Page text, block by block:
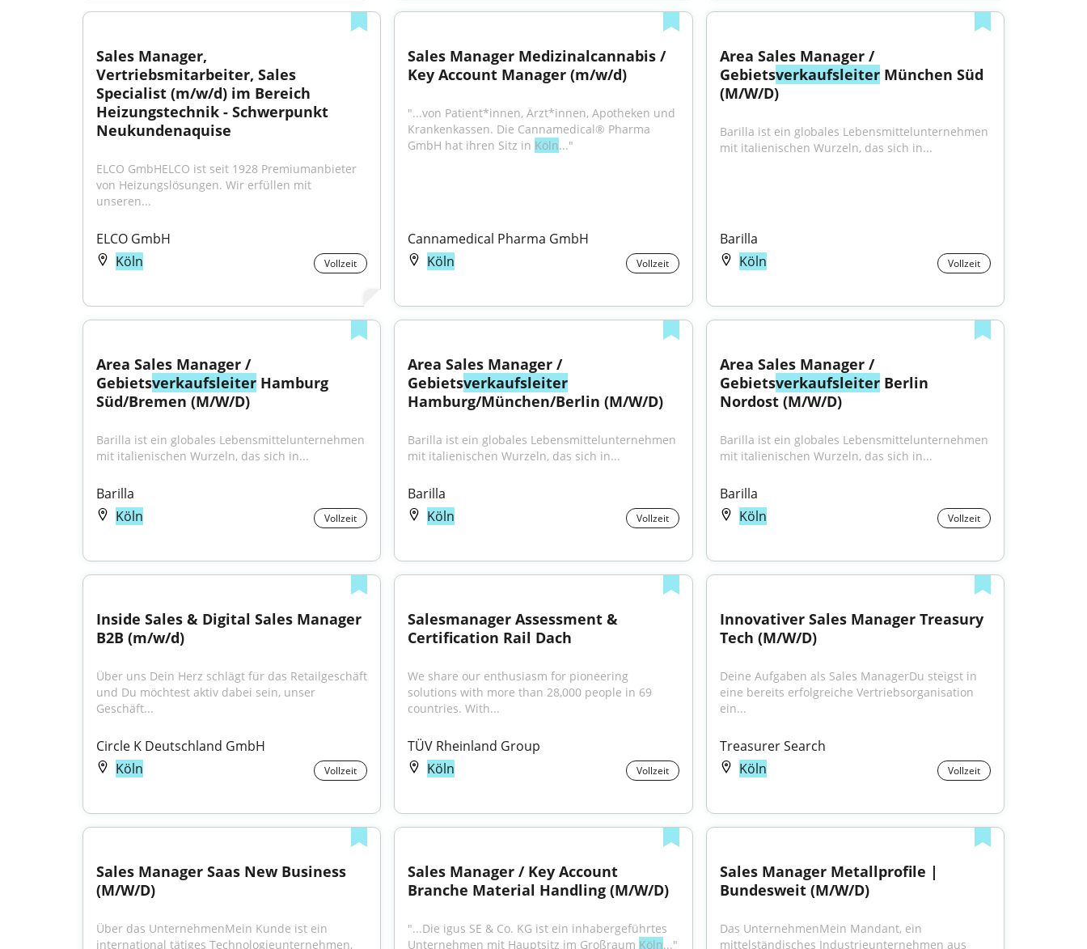
Sales Manager,
Vertriebsmitarbeiter, Sales
Specialist (m/w/d) im Bereich
Heizungstechnik - Schwerpunkt
Neukundenaquise
ELCO GmbHELCO ist seit 1928 Premiumanbieter
von Heizungslösungen. Wir erfüllen mit
unseren...
ELCO GmbH
Köln
Vollzeit
Sales Manager Medizinalcannabis /
Key Account Manager (m/w/d)
"...von Patient*innen, Ärzt*innen, Apotheken und
Krankenkassen. Die Cannamedical® Pharma
GmbH hat ihren Sitz in Köln..."
Cannamedical Pharma GmbH
Köln
Vollzeit
Area Sales Manager /
Gebietsverkaufsleiter München Süd
(M/W/D)
Barilla ist ein globales Lebensmittelunternehmen
mit italienischen Wurzeln, das sich in...
Barilla
Köln
Vollzeit
Area Sales Manager /
Gebietsverkaufsleiter Hamburg
Süd/Bremen (M/W/D)
Barilla ist ein globales Lebensmittelunternehmen
mit italienischen Wurzeln, das sich in...
Barilla
Köln
Vollzeit
Area Sales Manager /
Gebietsverkaufsleiter
Hamburg/München/Berlin (M/W/D)
Barilla ist ein globales Lebensmittelunternehmen
mit italienischen Wurzeln, das sich in...
Barilla
Köln
Vollzeit
Area Sales Manager /
Gebietsverkaufsleiter Berlin
Nordost (M/W/D)
Barilla ist ein globales Lebensmittelunternehmen
mit italienischen Wurzeln, das sich in...
Barilla
Köln
Vollzeit
Inside Sales & Digital Sales Manager
B2B (m/w/d)
Über uns Dein Herz schlägt für das Retailgeschäft
und Du möchtest aktiv dabei sein, unser
Geschäft...
Circle K Deutschland GmbH
Köln
Vollzeit
Salesmanager Assessment &
Certification Rail Dach
We share our enthusiasm for pioneering
solutions with more than 28,000 people in 69
countries. With...
TÜV Rheinland Group
Köln
Vollzeit
Innovativer Sales Manager Treasury
Tech (M/W/D)
Deine Aufgaben als Sales ManagerDu steigst in
eine bereits erfolgreiche Vertriebsorganisation
ein...
Treasurer Search
Köln
Vollzeit
Sales Manager Saas New Business
(M/W/D)
Über das UnternehmenMein Kunde ist ein
international tätiges Technologieunternehmen,
Sales Manager / Key Account
Branche Material Handling (M/W/D)
"...Die igus SE & Co. KG ist ein inhabergeführtes
Unternehmen mit Hauptsitz im Großraum Köln..."
Sales Manager Metallprofile |
Bundesweit (M/W/D)
Das UnternehmenMein Mandant, ein
mittelständisches Industrieunternehmen aus